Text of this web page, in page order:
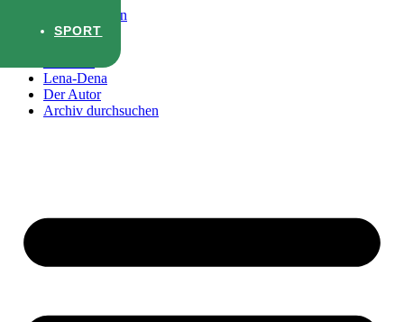
Zum Inhalt wechseln
Lena-Dena
Der Autor
Archiv durchsuchen
SPORT